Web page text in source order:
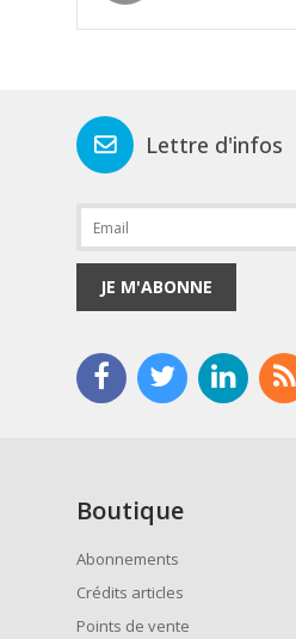
Lettre d'infos
JE M'ABONNE
Boutique
Abonnements
Crédits articles
Points de vente